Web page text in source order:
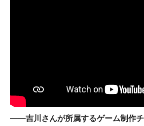
――吉川さんが所属するゲーム制作